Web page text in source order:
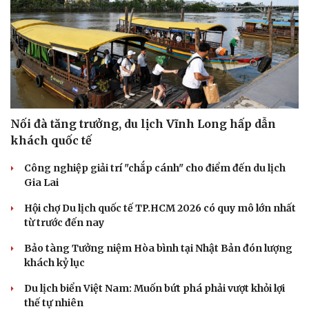
Sân khấu - Điện ảnh
Văn học
Âm nhạc
Di sản
Nghệ sĩ
Thời trang
Sao Việt
Nối đà tăng trưởng, du lịch Vĩnh Long hấp dẫn
khách quốc tế
Công nghiệp giải trí "chắp cánh" cho điểm đến du lịch
Gia Lai
Hội chợ Du lịch quốc tế TP.HCM 2026 có quy mô lớn nhất
từ trước đến nay
Bảo tàng Tưởng niệm Hòa bình tại Nhật Bản đón lượng
khách kỷ lục
Du lịch biển Việt Nam: Muốn bứt phá phải vượt khỏi lợi
thế tự nhiên